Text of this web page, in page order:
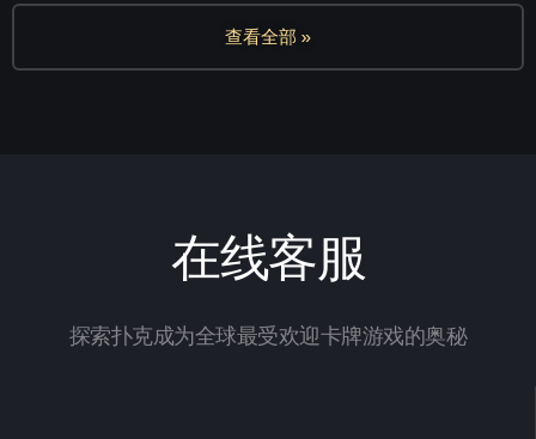
查看全部 »
在线客服
探索扑克成为全球最受欢迎卡牌游戏的奥秘